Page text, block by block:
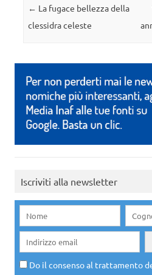
Navigazione articolo
← La fugace bellezza della
clessidra celeste
Iscriviti alla newsletter
Do il consenso al trattamento